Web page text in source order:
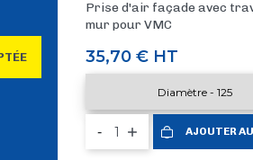
Prise d'air façade avec
mur pour VMC
Prix
35,70 € HT
- AJOUTER